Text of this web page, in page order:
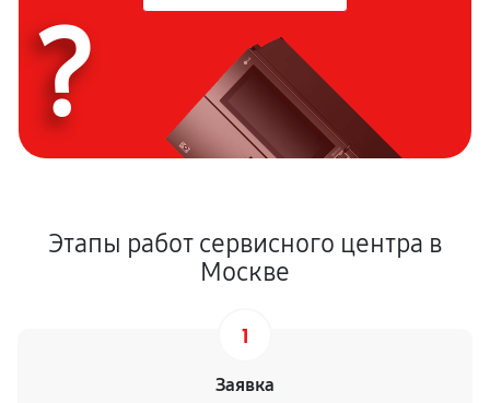
?
Этапы работ сервисного центра в
Москве
1
Заявка